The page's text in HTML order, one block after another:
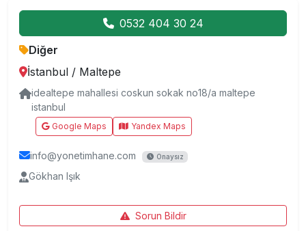
0532 404 30 24
Diğer
İstanbul / Maltepe
idealtepe mahallesi coskun sokak no18/a maltepe
istanbul
Google Maps Yandex Maps
info@yonetimhane.com Onaysız
Gökhan Işık
Sorun Bildir